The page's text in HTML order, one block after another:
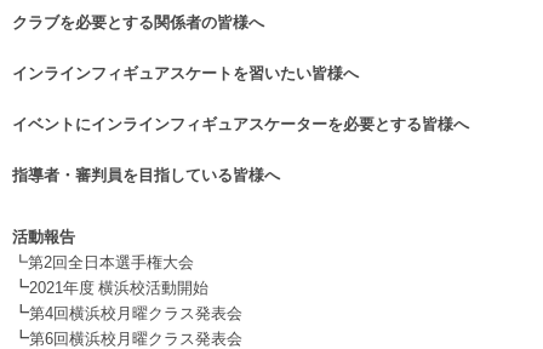
クラブを必要とする関係者の皆様へ
インラインフィギュアスケートを習いたい皆様へ
イベントにインラインフィギュアスケーターを必要とする皆様へ
指導者・審判員を目指している皆様へ
活動報告
┗第2回全日本選手権大会
┗2021年度 横浜校活動開始
┗第4回横浜校月曜クラス発表会
┗第6回横浜校月曜クラス発表会